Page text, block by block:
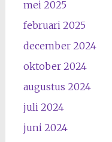
mei 2025
februari 2025
december 2024
oktober 2024
augustus 2024
juli 2024
juni 2024